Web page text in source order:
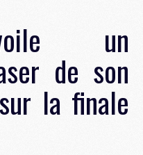
un
de son
la finale